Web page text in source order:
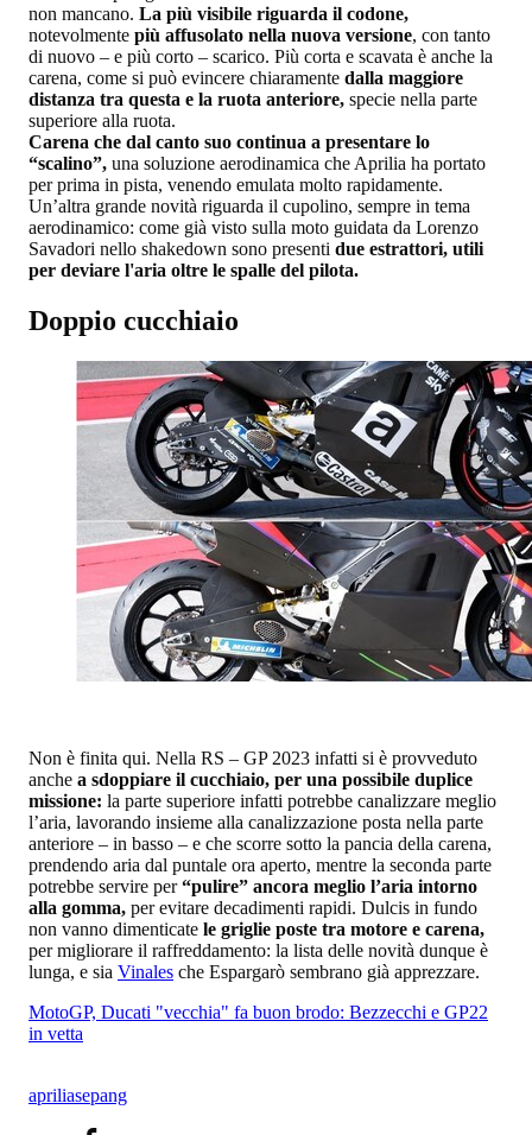
non mancano. La più visibile riguarda il codone,
notevolmente più affusolato nella nuova versione, con tanto
di nuovo – e più corto – scarico. Più corta e scavata è anche la
carena, come si può evincere chiaramente dalla maggiore
distanza tra questa e la ruota anteriore, specie nella parte
superiore alla ruota.
Carena che dal canto suo continua a presentare lo
“scalino”, una soluzione aerodinamica che Aprilia ha portato
per prima in pista, venendo emulata molto rapidamente.
Un’altra grande novità riguarda il cupolino, sempre in tema
aerodinamico: come già visto sulla moto guidata da Lorenzo
Savadori nello shakedown sono presenti due estrattori, utili
per deviare l'aria oltre le spalle del pilota.
Doppio cucchiaio
Non è finita qui. Nella RS – GP 2023 infatti si è provveduto
anche a sdoppiare il cucchiaio, per una possibile duplice
missione: la parte superiore infatti potrebbe canalizzare meglio
l’aria, lavorando insieme alla canalizzazione posta nella parte
anteriore – in basso – e che scorre sotto la pancia della carena,
prendendo aria dal puntale ora aperto, mentre la seconda parte
potrebbe servire per“pulire” ancora meglio l’aria intorno
alla gomma, per evitare decadimenti rapidi. Dulcis in fundo
non vanno dimenticate le griglie poste tra motore e carena,
per migliorare il raffreddamento: la lista delle novità dunque è
lunga, e sia Vinales che Espargarò sembrano già apprezzare.
MotoGP, Ducati "vecchia" fa buon brodo: Bezzecchi e GP22
in vetta
apriliasepang